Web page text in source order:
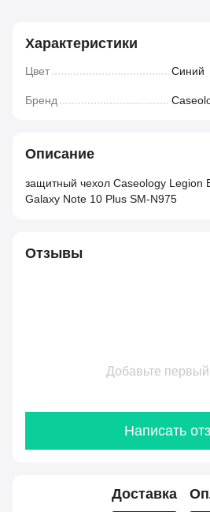
Характеристики
Цвет Синий
Бренд
Описание
защитный чехол Caseology Legion
Galaxy Note 10 Plus SM-N975
Отзывы
Добавьте
Написать
Доставка